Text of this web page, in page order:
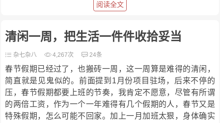
阅读全文
清闲一周，把生活一件件收拾妥当
杂七杂八 4,267次 24条
春节假期已经过了，也搬砖一周，这一周算是难得的清闲，
简直就是见鬼似的。前面提到1月份项目驻场，后来不停的
压，春节假期都要上班的节奏，我肯定不愿意，尽管有所谓
的两倍工资，作为一个一年难得有几个假期的人，春节又是
特殊假期，怎么可能不回家。加上一月加班太狠，身体确实